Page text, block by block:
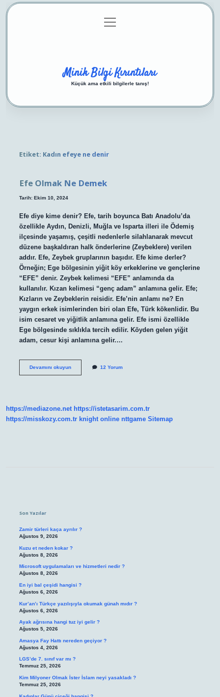
Gizlilik Politikası
menüyü
aç
Minik Bilgi Kırıntıları
Küçük ama etkili bilgilerle tanış!
Etiket: Kadın efeye ne denir
Efe Olmak Ne Demek
Tarih: Ekim 10, 2024
Efe diye kime denir? Efe, tarih boyunca Batı Anadolu’da
özellikle Aydın, Denizli, Muğla ve Isparta illeri ile Ödemiş
ilçesinde yaşamış, çeşitli nedenlerle silahlanarak mevcut
düzene başkaldıran halk önderlerine (Zeybeklere) verilen
addır. Efe, Zeybek gruplarının başıdır. Efe kime derler?
Örneğin; Ege bölgesinin yiğit köy erkeklerine ve gençlerine
“EFE” denir. Zeybek kelimesi “EFE” anlamında da
kullanılır. Kızan kelimesi “genç adam” anlamına gelir. Efe;
Kızların ve Zeybeklerin reisidir. Efe’nin anlamı ne? En
yaygın erkek isimlerinden biri olan Efe, Türk kökenlidir. Bu
isim cesaret ve yiğitlik anlamına gelir. Efe ismi özellikle
Ege bölgesinde sıklıkla tercih edilir. Köyden gelen yiğit
adam, cesur kişi anlamına gelir.…
Devamını okuyunEfe
12 Yorum
https://mediazone.net https://istetasarim.com.tr
https://misskozy.com.tr knight online nttgame Sitemap
Son Yazılar
Zamir türleri kaça ayrılır ?
Ağustos 9, 2026
Kuzu et neden kokar ?
Ağustos 8, 2026
Microsoft uygulamaları ve hizmetleri nedir ?
Ağustos 8, 2026
En iyi bal çeşidi hangisi ?
Ağustos 6, 2026
Kur’an’ı Türkçe yazılışıyla okumak günah mıdır ?
Ağustos 6, 2026
Ayak ağrısına hangi tuz iyi gelir ?
Ağustos 5, 2026
Amasya Fay Hattı nereden geçiyor ?
Ağustos 4, 2026
LGS’de 7. sınıf var mı ?
Temmuz 25, 2026
Kim Milyoner Olmak İster İslam neyi yasakladı ?
Temmuz 25, 2026